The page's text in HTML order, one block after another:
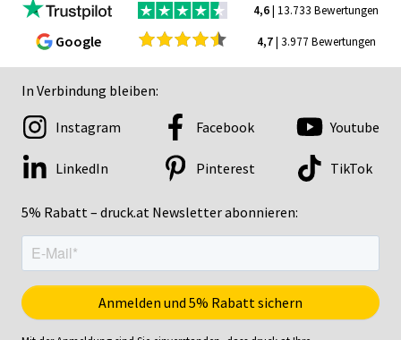
4,6| 13.733 Bewertungen
Google 4,7| 3.977 Bewertungen
In Verbindung bleiben:
5% Rabatt – druck.at Newsletter abonnieren:
Instagram Facebook Youtube
LinkedIn Pinterest TikTok